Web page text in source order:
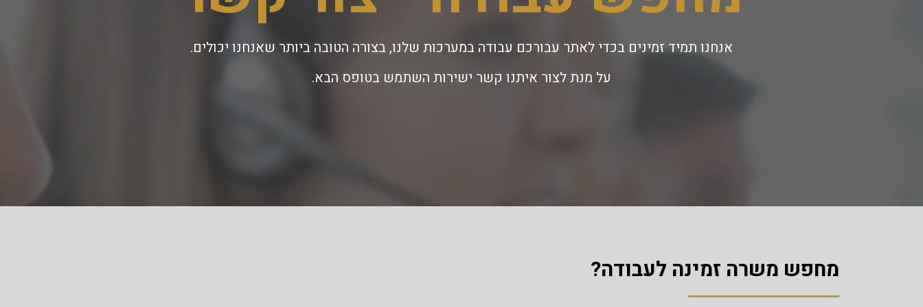
אנחנו תמיד זמינים בכדי לאתר עבורכם עבודה במערכות שלנו, בצורה הטובה ביותר שאנחנו יכולים.
על מנת לצור איתנו קשר ישירות השתמש בטופס הבא.
מחפש משרה זמינה לעבודה?